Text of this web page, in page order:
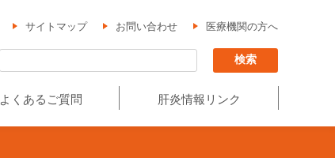
サイトマップ お問い合わせ 医療機関の方へ
よくあるご質問 肝炎情報リンク